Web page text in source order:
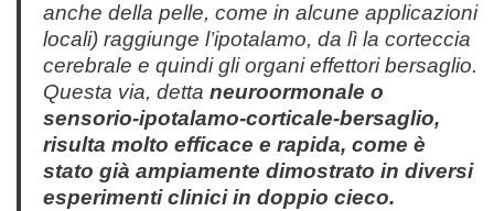
anche della pelle, come in alcune applicazioni
locali) raggiunge l’ipotalamo, da lì la corteccia
cerebrale e quindi gli organi effettori bersaglio.
Questa via, detta neuroormonale o
sensorio-ipotalamo-corticale-bersaglio,
risulta molto efficace e rapida, come è
stato già ampiamente dimostrato in diversi
esperimenti clinici in doppio cieco.